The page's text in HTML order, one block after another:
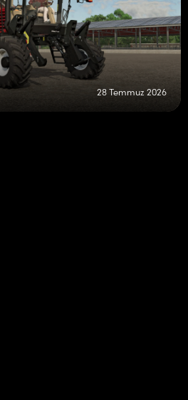
28 Temmuz 2026